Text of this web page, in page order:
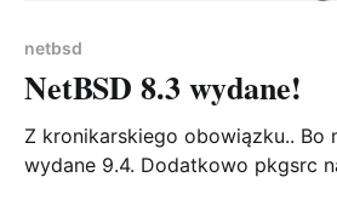
netbsd
NetBSD 8.3 wydane!
Z kronikarskiego obowiązku.. Bo
wydane 9.4. Dodatkowo pkgsrc na NetBSD 8.x nie jest już